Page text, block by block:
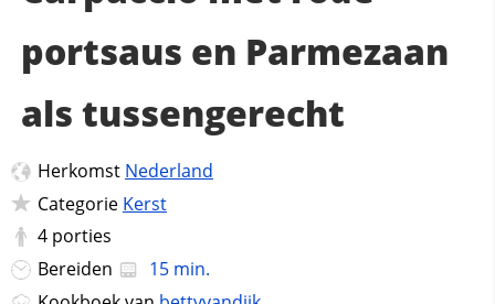
portsaus en Parmezaan
als tussengerecht
Herkomst Nederland
Categorie Kerst
4 porties
Bereiden
15 min.